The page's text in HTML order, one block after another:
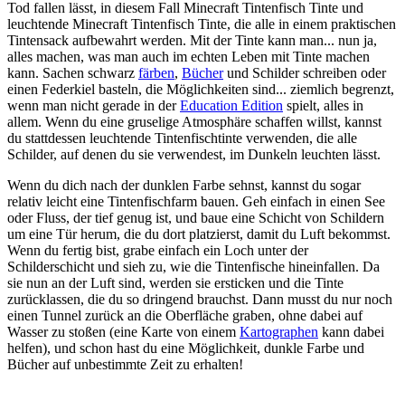
Tod fallen lässt, in diesem Fall Minecraft Tintenfisch Tinte und
leuchtende Minecraft Tintenfisch Tinte, die alle in einem praktischen
Tintensack aufbewahrt werden. Mit der Tinte kann man... nun ja,
alles machen, was man auch im echten Leben mit Tinte machen
kann. Sachen schwarz färben, Bücherund Schilder schreiben oder
einen Federkiel basteln, die Möglichkeiten sind... ziemlich begrenzt,
wenn man nicht gerade in derEducation Edition spielt, alles in
allem. Wenn du eine gruselige Atmosphäre schaffen willst, kannst
du stattdessen leuchtende Tintenfischtinte verwenden, die alle
Schilder, auf denen du sie verwendest, im Dunkeln leuchten lässt.
Wenn du dich nach der dunklen Farbe sehnst, kannst du sogar
relativ leicht eine Tintenfischfarm bauen. Geh einfach in einen See
oder Fluss, der tief genug ist, und baue eine Schicht von Schildern
um eine Tür herum, die du dort platzierst, damit du Luft bekommst.
Wenn du fertig bist, grabe einfach ein Loch unter der
Schilderschicht und sieh zu, wie die Tintenfische hineinfallen. Da
sie nun an der Luft sind, werden sie ersticken und die Tinte
zurücklassen, die du so dringend brauchst. Dann musst du nur noch
einen Tunnel zurück an die Oberfläche graben, ohne dabei auf
Wasser zu stoßen (eine Karte von einem Kartographen kann dabei
helfen), und schon hast du eine Möglichkeit, dunkle Farbe und
Bücher auf unbestimmte Zeit zu erhalten!